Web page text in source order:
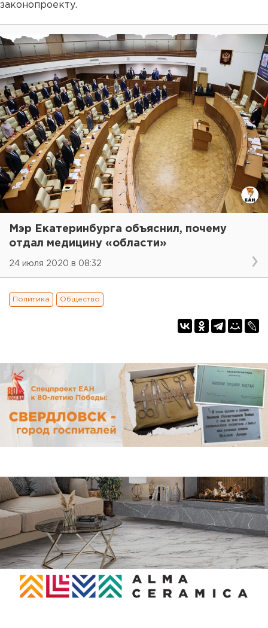
законопроекту.
Мэр Екатеринбурга объяснил, почему
отдал медицину «области»
24 июля 2020 в 08:32
Политика Общество